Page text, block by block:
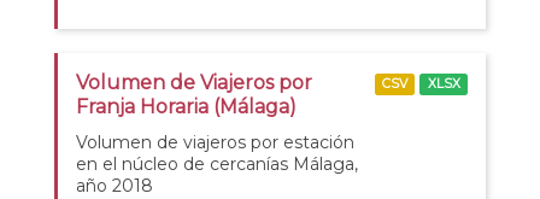
Volumen de Viajeros por
Franja Horaria (Málaga)
Volumen de viajeros por estación
en el núcleo de cercanías Málaga,
año 2018
CSV XLSX